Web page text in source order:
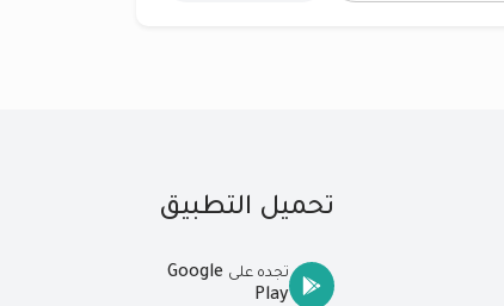
تحميل التطبيق
تجده على Google
Play